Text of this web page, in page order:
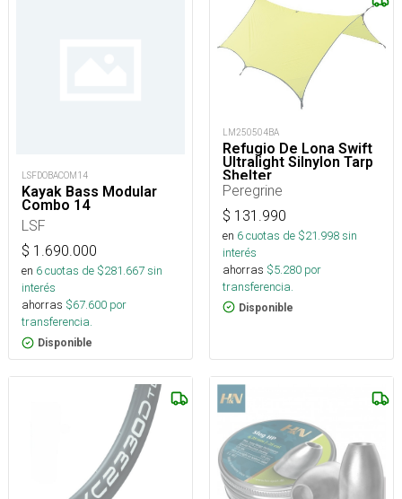
LSFDOBACOM14
Kayak Bass Modular
Combo 14
LSF
$ 1.690.000
en 6cuotas de $281.667sin
interés
ahorras $67.600 por
transferencia.
Disponible
LM250504BA
Refugio De Lona Swift
Ultralight Silnylon Tarp
Shelter
Peregrine
$ 131.990
en 6cuotas de $21.998sin
interés
ahorras $5.280 por
transferencia.
Disponible